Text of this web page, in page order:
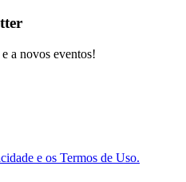
a novos eventos!
e os Termos de Uso.